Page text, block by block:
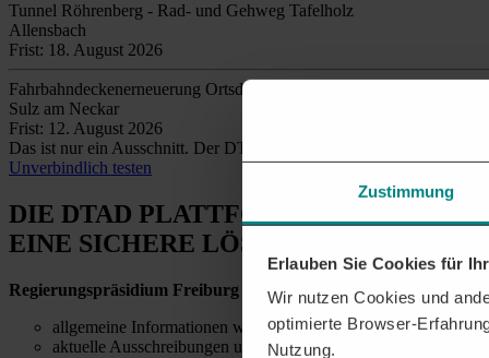
Zustimmung
Erlauben Sie Cookies für
Wir nutzen Cookies und
optimierte Browser-
Nutzung.
Tunnel Röhrenberg - Rad- und Gehweg Tafelholz
Allensbach
Frist: 18. August 2026
Fahrbahndeckenerneuerung Ortsdurchfahrt Ende Hopfau - Sulz
Sulz am Neckar
Frist: 12. August 2026
Das ist nur ein Ausschnitt. Der DTAD findet täglich
Unverbindlich testen
DIE DTAD PLATTFORM
EINE SICHERE LÖSUNG
Regierungspräsidium Freiburg
– Sie möchten alle relevanten
allgemeine Informationen wie Telefonnummern und E-Mail-
aktuelle Ausschreibungen und Details zu vergebenen Aufträgen,